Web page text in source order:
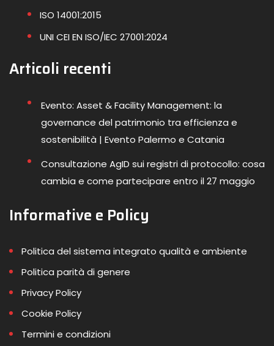
ISO 14001:2015
UNI CEI EN ISO/IEC 27001:2024
Articoli recenti
Evento: Asset & Facility Management: la
governance del patrimonio tra efficienza e
sostenibilità | Evento Palermo e Catania
Consultazione AgID sui registri di protocollo: cosa
cambia e come partecipare entro il 27 maggio
Informative e Policy
Politica del sistema integrato qualità e ambiente
Politica parità di genere
Privacy Policy
Cookie Policy
Termini e condizioni